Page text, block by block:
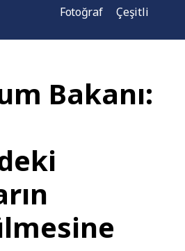
Fotoğraf
Çeşitli
Bakanı: